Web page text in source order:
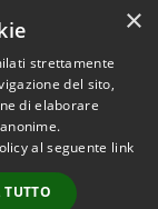
2026 • Comune di
• Powered by
•
Accesso
×
strettamente
del sito,
di elaborare
al seguente link
TUTTO